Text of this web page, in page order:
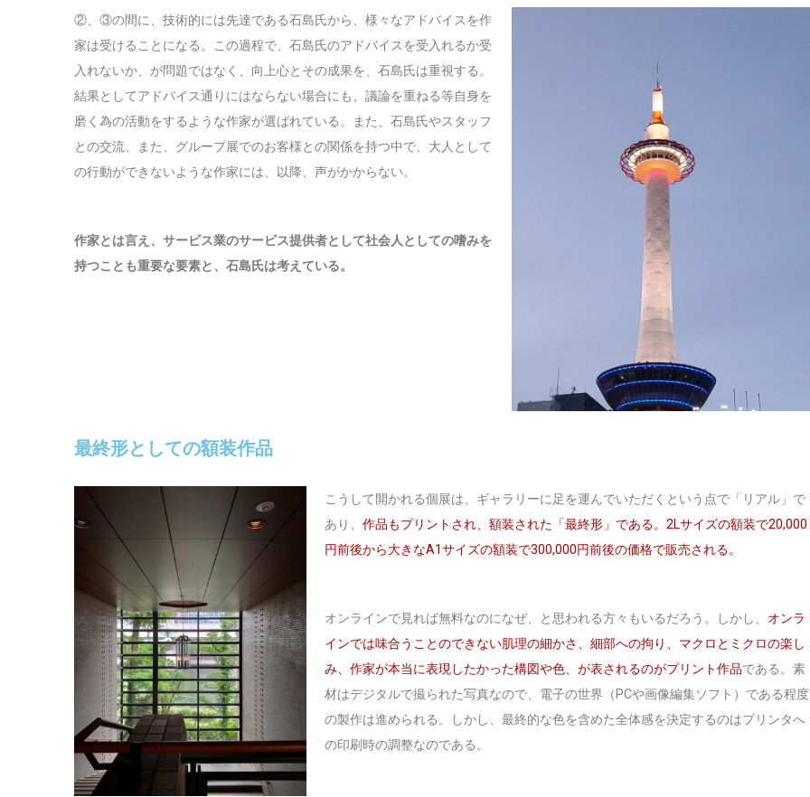
②、③の間に、技術的には先達である石島氏から、様々なアドバイスを作
家は受けることになる。この過程で、石島氏のアドバイスを受入れるか受
入れないか、が問題ではなく、向上心とその成果を、石島氏は重視する。
結果としてアドバイス通りにはならない場合にも、議論を重ねる等自身を
磨く為の活動をするような作家が選ばれている。また、石島氏やスタッフ
との交流、また、グループ展でのお客様との関係を持つ中で、大人として
の行動ができないような作家には、以降、声がかからない。
作家とは言え、サービス業のサービス提供者として社会人としての嗜みを
持つことも重要な要素と、石島氏は考えている。
最終形としての額装作品
こうして開かれる個展は、ギャラリーに足を運んでいただくという点で「リアル」で
あり、 作品もプリントされ、額装された「最終形」である。2Lサイズの額装で20,000
円前後から大きなA1サイズの額装で300,000円前後の価格で販売される。
オンラインで見れば無料なのになぜ、と思われる方々もいるだろう。しかし、 オンラ
インでは味合うことのできない肌理の細かさ、細部への拘り、マクロとミクロの楽し
み、作家が本当に表現したかった構図や色、が表されるのがプリント作品である。素
材はデジタルで撮られた写真なので、電子の世界（PCや画像編集ソフト）である程度
の製作は進められる。しかし、最終的な色を含めた全体感を決定するのはプリンタへ
の印刷時の調整なのである。